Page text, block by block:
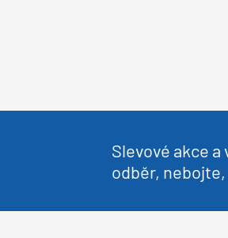
Slevové akce
odběr, nebojte,